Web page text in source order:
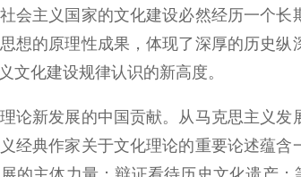
会主义国家的文化建设必然经历一个
想的原理性成果，体现了深厚的历史
文化建设规律认识的新高度。
新发展的中国贡献。从马克思主义发
经典作家关于文化理论的重要论述蕴